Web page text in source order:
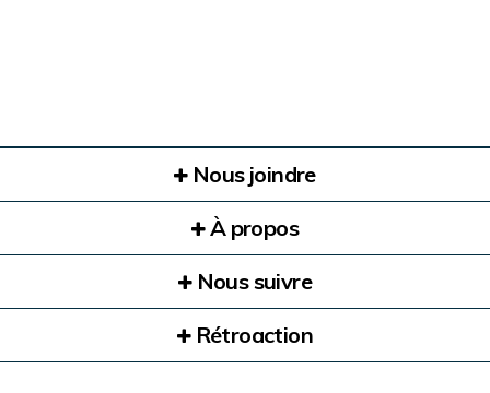
Nous joindre
À propos
Nous suivre
Rétroaction